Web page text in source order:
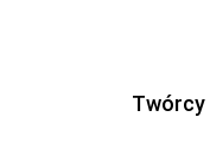
Twórcy